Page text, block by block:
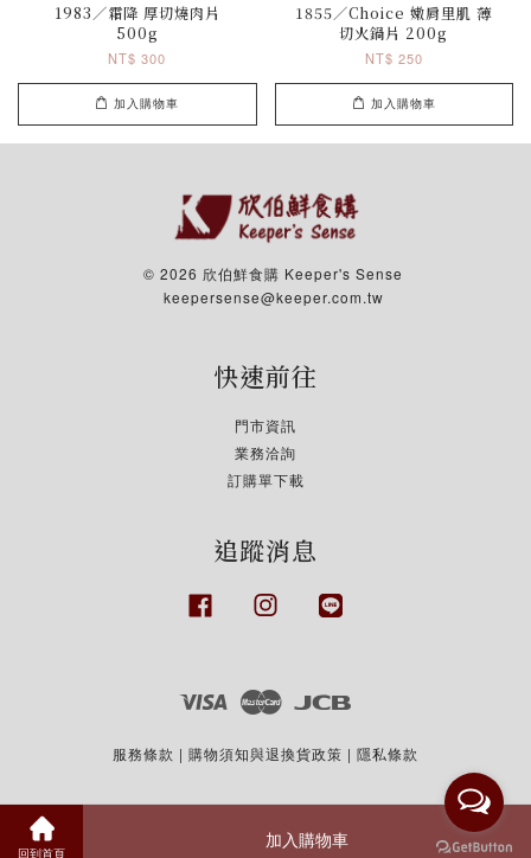
回到首頁
加入購物車
1983／霜降 厚切燒肉片
500g
NT$ 300
加入購物車
1855／Choice 嫩肩里肌 薄
切火鍋片 200g
NT$ 250
加入購物車
© 2026 欣伯鮮食購 Keeper's Sense
keepersense@keeper.com.tw
快速前往
門市資訊
業務洽詢
訂購單下載
追蹤消息
Facebook Instagram
Visa Master
服務條款 | 購物須知與退換貨政策 | 隱私條款